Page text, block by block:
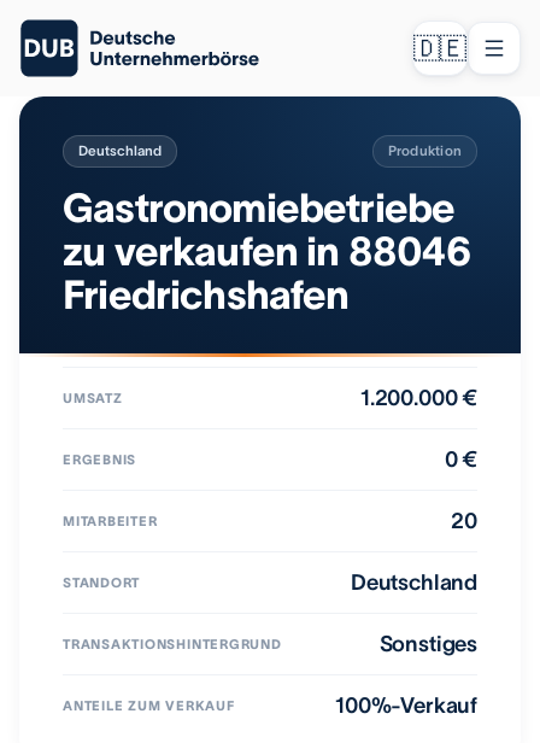
🇩🇪
Deutschland Produktion
Gastronomiebetriebe
zu verkaufen in 88046
Friedrichshafen
UMSATZ 1.200.000 €
ERGEBNIS 0 €
MITARBEITER 20
STANDORT Deutschland
TRANSAKTIONSHINTERGRUND Sonstiges
ANTEILE ZUM VERKAUF 100%-Verkauf